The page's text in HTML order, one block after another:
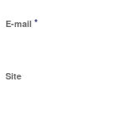
E-mail *
Site